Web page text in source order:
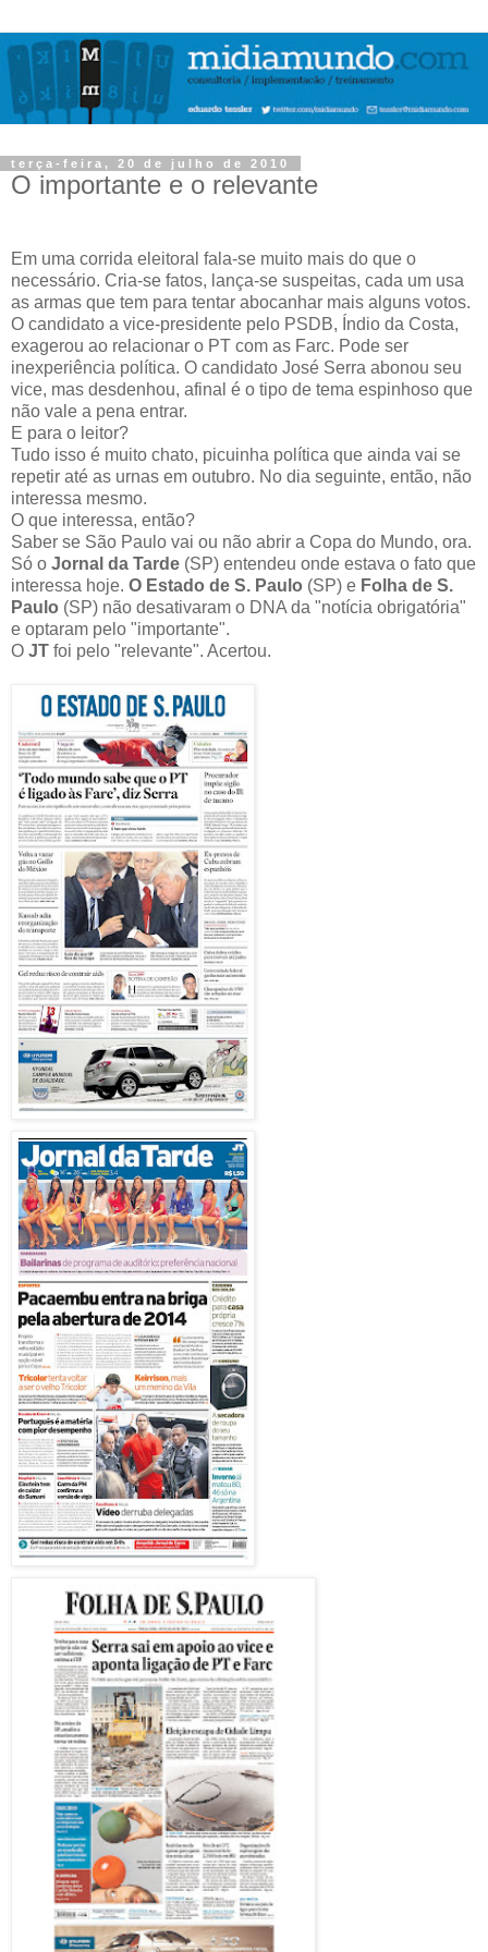
terça-feira, 20 de julho de 2010
O importante e o relevante
Em uma corrida eleitoral fala-se muito mais do que o
necessário. Cria-se fatos, lança-se suspeitas, cada um usa
as armas que tem para tentar abocanhar mais alguns votos.
O candidato a vice-presidente pelo PSDB, Índio da Costa,
exagerou ao relacionar o PT com as Farc. Pode ser
inexperiência política. O candidato José Serra abonou seu
vice, mas desdenhou, afinal é o tipo de tema espinhoso que
não vale a pena entrar.
E para o leitor?
Tudo isso é muito chato, picuinha política que ainda vai se
repetir até as urnas em outubro. No dia seguinte, então, não
interessa mesmo.
O que interessa, então?
Saber se São Paulo vai ou não abrir a Copa do Mundo, ora.
Só o Jornal da Tarde (SP) entendeu onde estava o fato que
interessa hoje. O Estado de S. Paulo (SP) e Folha de S.
Paulo (SP) não desativaram o DNA da "notícia obrigatória"
e optaram pelo "importante".
O JT foi pelo "relevante". Acertou.